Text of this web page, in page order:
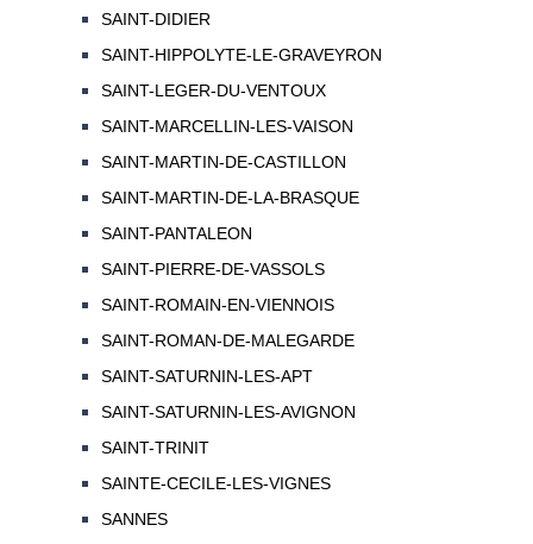
SAINT-DIDIER
SAINT-HIPPOLYTE-LE-GRAVEYRON
SAINT-LEGER-DU-VENTOUX
SAINT-MARCELLIN-LES-VAISON
SAINT-MARTIN-DE-CASTILLON
SAINT-MARTIN-DE-LA-BRASQUE
SAINT-PANTALEON
SAINT-PIERRE-DE-VASSOLS
SAINT-ROMAIN-EN-VIENNOIS
SAINT-ROMAN-DE-MALEGARDE
SAINT-SATURNIN-LES-APT
SAINT-SATURNIN-LES-AVIGNON
SAINT-TRINIT
SAINTE-CECILE-LES-VIGNES
SANNES